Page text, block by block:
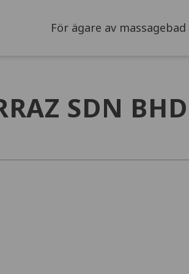
För ägare av massagebad
SDN BHD